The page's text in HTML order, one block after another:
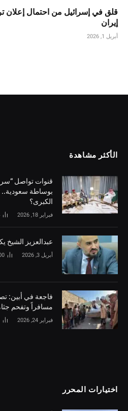
قلق في إسرائيل من احتمال إعلان
إيران
أبريل 1, 2026
الأكثر مشاهدة
قنوات تواصل
بوساطة سعودية..
الكبرى؟
فبراير 18, 2026
‏عبدالعزيز الشيخ
أبريل 3, 2026
مسافراً وتفحم
فبراير 24, 2026
اختيارات المحرر